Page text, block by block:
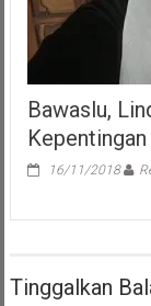
Bawaslu,
16/11/2018
Tinggalkan